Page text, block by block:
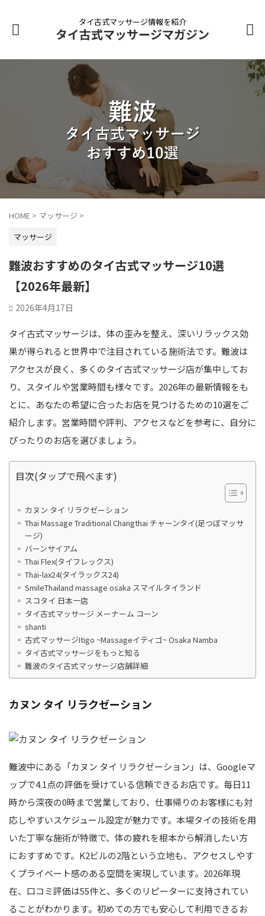
タイ古式マッサージ情報を紹介
タイ古式マッサージマガジン
HOME > マッサージ >
マッサージ
難波おすすめのタイ古式マッサージ10選
【2026年最新】
2026年4月17日
タイ古式マッサージは、体の歪みを整え、深いリラックス効
果が得られると世界中で注目されている施術法です。難波は
アクセスが良く、多くのタイ古式マッサージ店が集中してお
り、スタイルや営業時間も様々です。2026年の最新情報をも
とに、あなたの希望に合ったお店を見つけるための10選をご
紹介します。営業時間や評判、アクセスなどを参考に、自分に
ぴったりのお店を選びましょう。
目次(タップで飛べます)
カヌン タイ リラクゼーション
Thai Massage Traditional Changthai チャーンタイ(足つぼマッサ
ージ)
バーンサイアム
Thai Flex(タイフレックス)
Thai-lax24(タイラックス24)
SmileThailand massage osaka スマイルタイランド
スコタイ 日本一店
タイ古式マッサージ メーナーム コーン
shanti
古式マッサージItigo ~Massageイティゴ~ Osaka Namba
タイ古式マッサージをもっと知る
難波のタイ古式マッサージ店舗詳細
カヌン タイ リラクゼーション
難波中にある「カヌン タイ リラクゼーション」は、Googleマ
ップで4.1点の評価を受けている信頼できるお店です。毎日11
時から深夜の0時まで営業しており、仕事帰りのお客様にも対
応しやすいスケジュール設定が魅力です。本場タイの技術を用
いた丁寧な施術が特徴で、体の疲れを根本から解消したい方
におすすめです。K2ビルの2階という立地も、アクセスしやす
くプライベート感のある空間を実現しています。2026年現
在、口コミ評価は55件と、多くのリピーターに支持されてい
ることがわかります。初めての方でも安心して利用できるお